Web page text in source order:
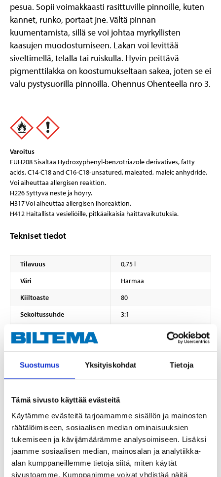
Suostumus Yksityiskohdat Tietoja
Tämä sivusto käyttää evästeitä
Käytämme evästeitä tarjoamamme sisällön ja mainosten
räätälöimiseen, sosiaalisen median ominaisuuksien
tukemiseen ja kävijämäärämme analysoimiseen. Lisäksi
jaamme sosiaalisen median, mainosalan ja analytiikka-
alan kumppaneillemme tietoja siitä, miten käytät
sivustoamme. Kumppanimme voivat yhdistää näitä
pesua. Sopii voimakkaasti rasittuville pinnoille, kuten
kannet, runko, portaat jne. Vältä pinnan
kuumentamista, sillä se voi johtaa myrkyllisten
kaasujen muodostumiseen. Lakan voi levittää
siveltimellä, telalla tai ruiskulla. Hyvin peittävä
pigmenttilakka on koostumukseltaan sakea, joten se ei
valu pystysuorilla pinnoilla. Ohennus Ohenteella nro 3.
Varoitus
EUH208 Sisältää Hydroxyphenyl-benzotriazole derivatives, fatty
acids, C14-C18 and C16-C18-unsatured, maleated, maleic anhydride.
Voi aiheuttaa allergisen reaktion.
H226 Syttyvä neste ja höyry.
H317 Voi aiheuttaa allergisen ihoreaktion.
H412 Haitallista vesieliöille, pitkäaikaisia haittavaikutuksia.
Tekniset tiedot
Tilavuus
0,75 l
Väri
Harmaa
Kiiltoaste
80
Sekoitussuhde
3:1
Käyttöaika 3–5 tuntia (lämpötilasta
8 tuntia jokaisen kerroksen
välillä, 20 °C:ssa
Käyttölämpötila
15–30 °C
Pohjamaali
Riittoisuus
7–10 m²/l
Ohenne
10 % (sivellin/tela)
25–35 % (ruiskulakkaus)
NÄYTÄ KAIKKI